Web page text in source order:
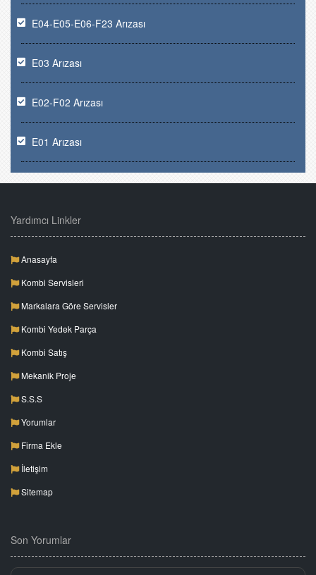
E04-E05-E06-F23 Arızası
E03 Arızası
E02-F02 Arızası
E01 Arızası
Yardımcı Linkler
Anasayfa
Kombi Servisleri
Markalara Göre Servisler
Kombi Yedek Parça
Kombi Satış
Mekanik Proje
S.S.S
Yorumlar
Firma Ekle
İletişim
Sitemap
Son Yorumlar